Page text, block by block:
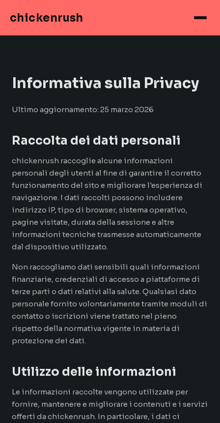
chickenrush
Informativa sulla Privacy
Ultimo aggiornamento: 25 marzo 2026
Raccolta dei dati personali
chickenrush raccoglie alcune informazioni
personali degli utenti al fine di garantire il corretto
funzionamento del sito e migliorare l'esperienza di
navigazione. I dati raccolti possono includere
indirizzo IP, tipo di browser, sistema operativo,
pagine visitate, durata della sessione e altre
informazioni tecniche trasmesse automaticamente
dal dispositivo utilizzato.
Non raccogliamo dati sensibili quali informazioni
finanziarie, credenziali di accesso a piattaforme di
terze parti o dati relativi alla salute. Qualsiasi dato
personale fornito volontariamente tramite moduli di
contatto o iscrizioni viene trattato nel pieno
rispetto della normativa vigente in materia di
protezione dei dati.
Utilizzo delle informazioni
Le informazioni raccolte vengono utilizzate per
fornire, mantenere e migliorare i contenuti e i servizi
offerti da chickenrush. In particolare, i dati ci